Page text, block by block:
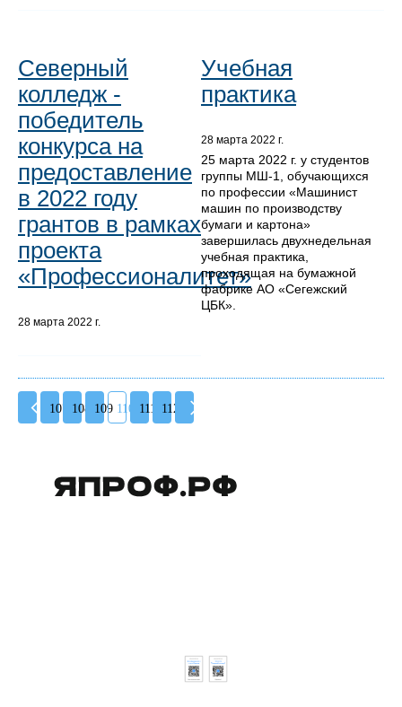
Северный
колледж -
победитель
конкурса на
предоставление
в 2022 году
грантов в рамках
проекта
«Профессионалитет»
28 марта 2022 г.
Учебная
практика
28 марта 2022 г.
25 марта 2022 г. у студентов
группы МШ-1, обучающихся
по профессии «Машинист
машин по производству
бумаги и картона»
завершилась двухнедельная
учебная практика,
проходящая на бумажной
фабрике АО «Сегежский
ЦБК».
107 108 109 110 111 112